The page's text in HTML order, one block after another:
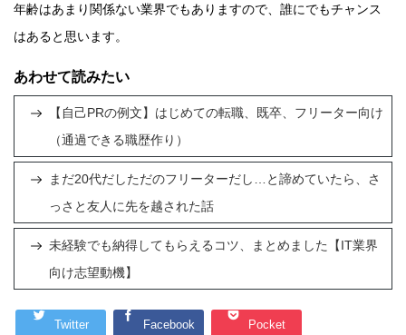
年齢はあまり関係ない業界でもありますので、誰にでもチャンス
はあると思います。
あわせて読みたい
【自己PRの例文】はじめての転職、既卒、フリーター向け
（通過できる職歴作り）
まだ20代だしただのフリーターだし…と諦めていたら、さ
っさと友人に先を越された話
未経験でも納得してもらえるコツ、まとめました【IT業界
向け志望動機】
Twitter Facebook Pocket